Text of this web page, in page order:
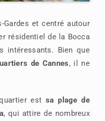
Gardes et centré autour
résidentiel de la Bocca
intéressants. Bien que
de Cannes, il ne
estsa plage de
, qui attire de nombreux